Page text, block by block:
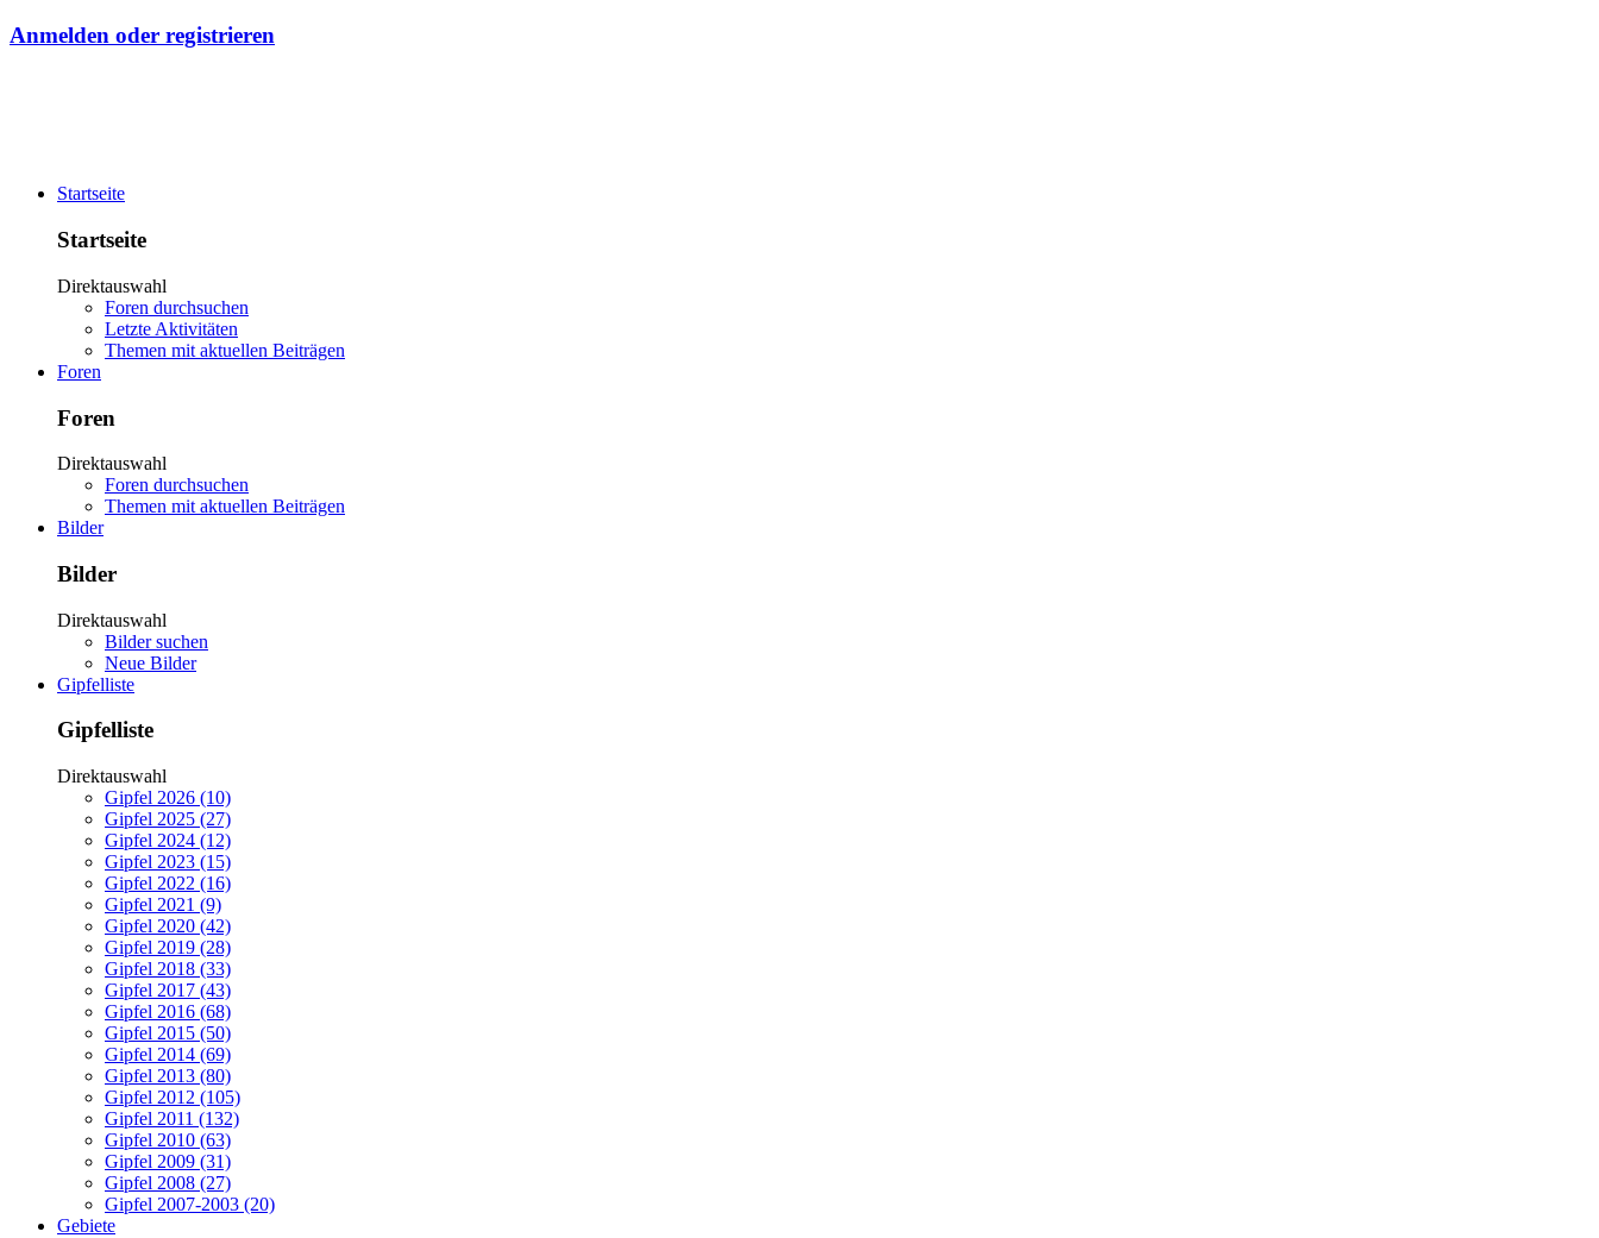
Anmelden oder registrieren
Startseite
Startseite
Direktauswahl
Foren durchsuchen
Letzte Aktivitäten
Themen mit aktuellen Beiträgen
Foren
Foren
Direktauswahl
Foren durchsuchen
Themen mit aktuellen Beiträgen
Bilder
Bilder
Direktauswahl
Bilder suchen
Neue Bilder
Gipfelliste
Gipfelliste
Direktauswahl
Gipfel 2026 (10)
Gipfel 2025 (27)
Gipfel 2024 (12)
Gipfel 2023 (15)
Gipfel 2022 (16)
Gipfel 2021 (9)
Gipfel 2020 (42)
Gipfel 2019 (28)
Gipfel 2018 (33)
Gipfel 2017 (43)
Gipfel 2016 (68)
Gipfel 2015 (50)
Gipfel 2014 (69)
Gipfel 2013 (80)
Gipfel 2012 (105)
Gipfel 2011 (132)
Gipfel 2010 (63)
Gipfel 2009 (31)
Gipfel 2008 (27)
Gipfel 2007-2003 (20)
Gebiete